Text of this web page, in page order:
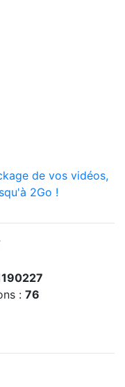
de vos vidéos,
2Go !
: 76